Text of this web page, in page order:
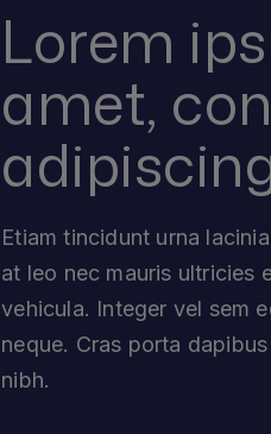
Lorem
amet,
Etiam tincidunt urna
at leo nec mauris ultricies
vehicula. Integer vel sem
neque. Cras porta
nibh.